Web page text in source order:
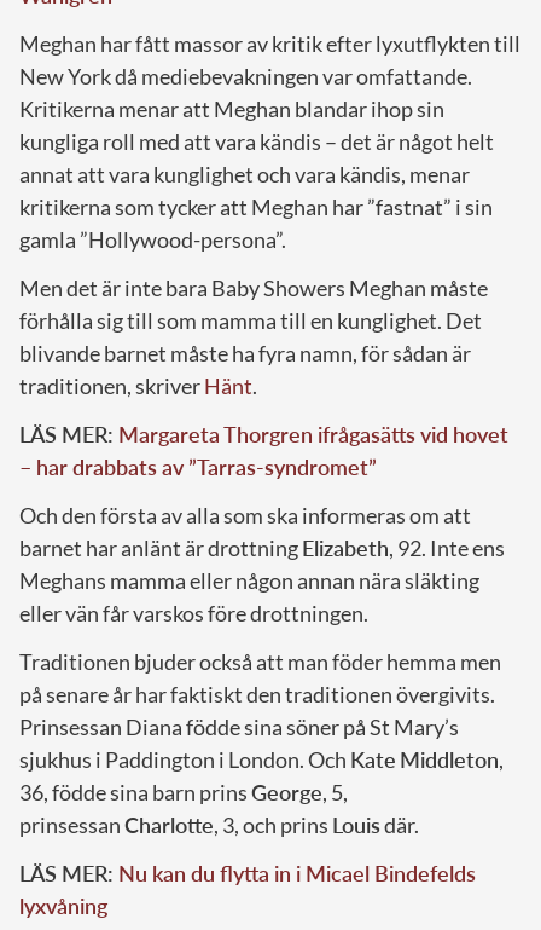
Meghan har fått massor av kritik efter lyxutflykten till
New York då mediebevakningen var omfattande.
Kritikerna menar att Meghan blandar ihop sin
kungliga roll med att vara kändis – det är något helt
annat att vara kunglighet och vara kändis, menar
kritikerna som tycker att Meghan har ”fastnat” i sin
gamla ”Hollywood-persona”.
Men det är inte bara Baby Showers Meghan måste
förhålla sig till som mamma till en kunglighet. Det
blivande barnet måste ha fyra namn, för sådan är
traditionen, skriverHänt.
LÄS MER: Margareta Thorgren ifrågasätts vid hovet
– har drabbats av ”Tarras-syndromet”
Och den första av alla som ska informeras om att
barnet har anlänt är drottningElizabeth, 92. Inte ens
Meghans mamma eller någon annan nära släkting
eller vän får varskos före drottningen.
Traditionen bjuder också att man föder hemma men
på senare år har faktiskt den traditionen övergivits.
Prinsessan Diana födde sina söner på St Mary’s
sjukhus i Paddington i London. Och Kate Middleton,
36, födde sina barn prinsGeorge, 5,
prinsessanCharlotte, 3, och prins Louisdär.
LÄS MER: Nu kan du flytta in i Micael Bindefelds
lyxvåning